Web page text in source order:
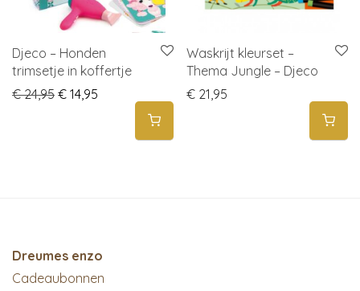
Djeco – Honden
trimsetje in koffertje
€24,95 Original price was: € 24,95.
€ 14,95 Current price is: € 14,95.
Waskrijt kleurset –
Thema Jungle – Djeco
€ 21,95
Dreumes enzo
Cadeaubonnen